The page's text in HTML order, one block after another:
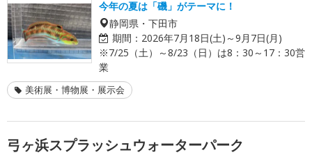
今年の夏は「磯」がテーマに！
静岡県・下田市
期間： 2026年7月18日(土)～9月7日(月)
※7/25（土）～8/23（日）は8：30～17：30営
業
美術展・博物展・展示会
弓ヶ浜スプラッシュウォーターパーク